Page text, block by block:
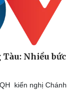
Nhiều bức
kiến nghị Chánh